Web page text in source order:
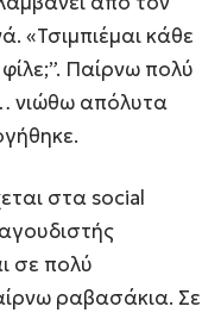
«Τσιμπιέμαι κάθε
Παίρνω πολύ
νιώθω απόλυτα
στα social
σε πολύ
ραβασάκια. Σε